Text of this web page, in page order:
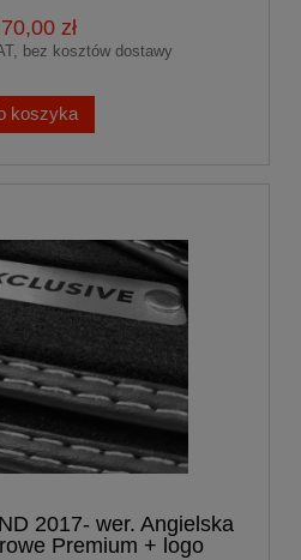
zł
bez kosztów dostawy
koszyka
2017- wer. Angielska
Premium + logo